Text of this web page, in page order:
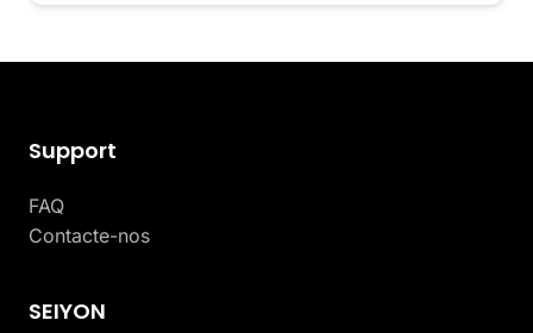
SEIYON
Support
FAQ
Contacte-nos